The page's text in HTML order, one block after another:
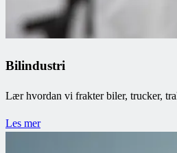
Bilindustri
Lær hvordan vi frakter biler, trucker,
Les mer